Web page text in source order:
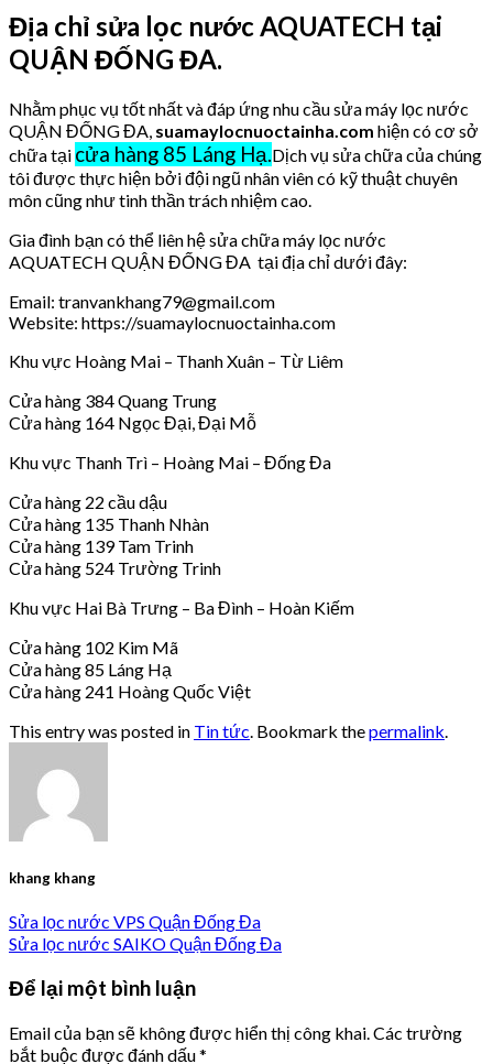
Địa chỉ sửa lọc nước AQUATECH tại
QUẬN ĐỐNG ĐA.
Nhằm phục vụ tốt nhất và đáp ứng nhu cầu sửa máy lọc nước
QUẬN ĐỐNG ĐA, suamaylocnuoctainha.com hiện có cơ sở
chữa tại cửa hàng 85 Láng Hạ.Dịch vụ sửa chữa của chúng
tôi được thực hiện bởi đội ngũ nhân viên có kỹ thuật chuyên
môn cũng như tinh thần trách nhiệm cao.
Gia đình bạn có thể liên hệ sửa chữa máy lọc nước
AQUATECH QUẬN ĐỐNG ĐA tại địa chỉ dưới đây:
Email: tranvankhang79@gmail.com
Website: https://suamaylocnuoctainha.com
Khu vực Hoàng Mai – Thanh Xuân – Từ Liêm
Cửa hàng 384 Quang Trung
Cửa hàng 164 Ngọc Đại, Đại Mỗ
Khu vực Thanh Trì – Hoàng Mai – Đống Đa
Cửa hàng 22 cầu dậu
Cửa hàng 135 Thanh Nhàn
Cửa hàng 139 Tam Trinh
Cửa hàng 524 Trường Trinh
Khu vực Hai Bà Trưng – Ba Đình – Hoàn Kiếm
Cửa hàng 102 Kim Mã
Cửa hàng 85 Láng Hạ
Cửa hàng 241 Hoàng Quốc Việt
This entry was posted in Tin tức . Bookmark thepermalink
khang khang
Sửa lọc nước VPS Quận Đống Đa
Sửa lọc nước SAIKO Quận Đống Đa
Để lại một bình luận
Email của bạn sẽ không được hiển thị công khai. Các trường
bắt buộc được đánh dấu*